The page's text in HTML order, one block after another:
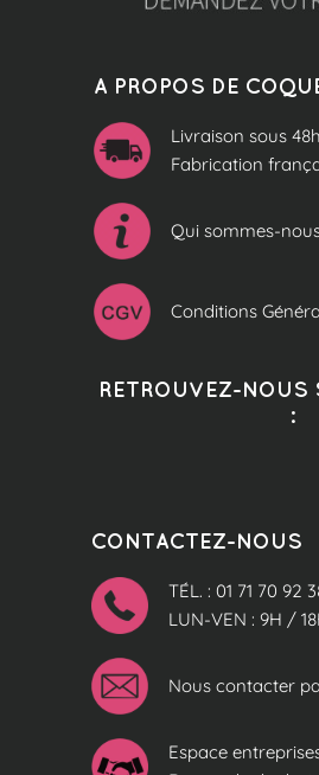
A PROPOS DE
Livraison sous 48h
Fabrication
Qui sommes-
Conditions
RETROUVEZ-NOUS
:
CONTACTEZ-NOUS
TÉL. : 01 71 70 92
LUN-VEN : 9H /
Nous contacter
Espace